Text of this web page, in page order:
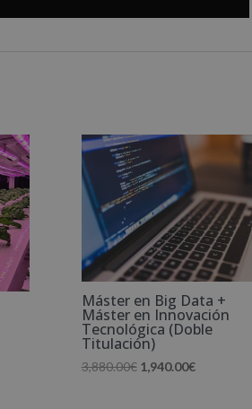
Máster en Big Data +
Máster en Innovación
Tecnológica (Doble
Titulación)
3,880.00€ El
1,940.00€El